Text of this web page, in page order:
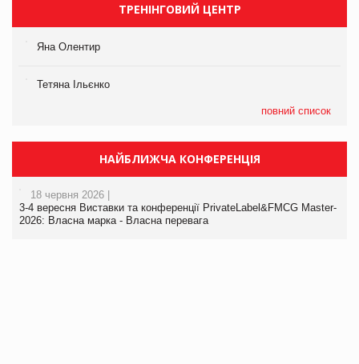
ТРЕНІНГОВИЙ ЦЕНТР
Яна Олентир
Тетяна Ільєнко
повний список
НАЙБЛИЖЧА КОНФЕРЕНЦІЯ
18 червня 2026 |
3-4 вересня Виставки та конференції PrivateLabel&FMCG Master-
2026: Власна марка - Власна перевага